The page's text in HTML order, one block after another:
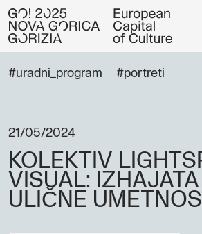
#uradni_program #portreti
21/05/2024
KOLEKTIV
VISUAL:
ULIČNE